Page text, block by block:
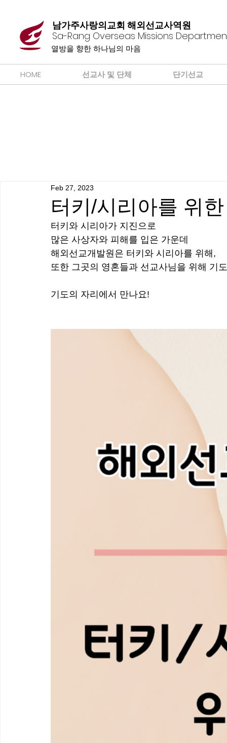
남가주사랑의교회 해외선교사역원
Sa-Rang Overseas Missions
​열방을 향한 하나님의 마음
HOME 선교사 및 단체 단기선교
터키/시리아를 위
Feb 27, 2023
터키와 시리아가 지진으로
많은 사상자와 피해를 입은 가운데
해외선교개발원은 터키와 시리아를 위해,
또한 그곳의 영혼들과 선교사님을 위해 기
기도의 자리에서 만나요!